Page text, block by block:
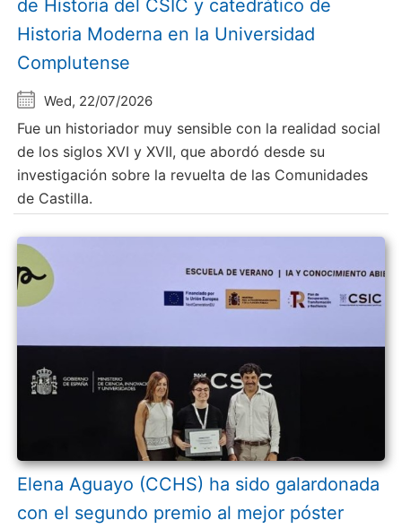
de Historia del CSIC y catedrático de
Historia Moderna en la Universidad
Complutense
Wed, 22/07/2026
Fue un historiador muy sensible con la realidad social
de los siglos XVI y XVII, que abordó desde su
investigación sobre la revuelta de las Comunidades
de Castilla.
Elena Aguayo (CCHS) ha sido galardonada
con el segundo premio al mejor póster